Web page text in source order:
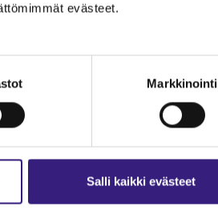
evästeet.
Markkinointi
Salli kaikki evästeet